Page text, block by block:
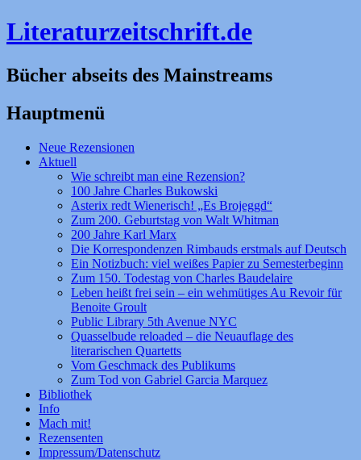
Literaturzeitschrift.de
Bücher abseits des Mainstreams
Hauptmenü
Zum
Inhalt
Neue Rezensionen
Aktuell
Wie schreibt man eine Rezension?
100 Jahre Charles Bukowski
Asterix redt Wienerisch! „Es Brojeggd“
Zum 200. Geburtstag von Walt Whitman
200 Jahre Karl Marx
Die Korrespondenzen Rimbauds erstmals auf Deutsch
Ein Notizbuch: viel weißes Papier zu Semesterbeginn
Zum 150. Todestag von Charles Baudelaire
Leben heißt frei sein – ein wehmütiges Au Revoir für
Benoite Groult
Public Library 5th Avenue NYC
Quasselbude reloaded – die Neuauflage des
literarischen Quartetts
Vom Geschmack des Publikums
Zum Tod von Gabriel Garcia Marquez
Bibliothek
Info
Mach mit!
Rezensenten
Impressum/Datenschutz